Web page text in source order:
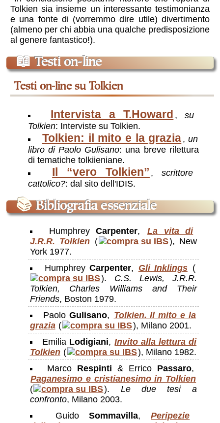
Tolkien sia insieme un interessante testimonianza
e una fonte di (vorremmo dire utile) divertimento
(almeno per chi abbia una qualche predisposizione
al genere fantastico!).
📖 Testi on-line
testi on-line su Tolkien
Intervista a T.Howard , su
Tolkien: Interviste su Tolkien.
Tolkien: il mito e la grazia ,un
libro di Paolo Gulisano: una breve rilettura
di tematiche tolkiieniane.
Il “vero Tolkien” ,scrittore
cattolico?: dal sito dell'IDIS.
📚 Bibliografia essenziale
HumphreyCarpenter, La vita di
J.R.R. Tolkien (
), New
York 1977.
Humphrey Carpenter, Gli Inklings (
). C.S. Lewis, J.R.R.
Tolkien, Charles Williams and Their
Friends, Boston 1979.
Paolo Gulisano, Tolkien. Il mito e la
grazia (
), Milano 2001.
Emilia Lodigiani, Invito alla lettura di
Tolkien (
), Milano 1982.
Marco Respinti & Errico Passaro,
Paganesimo e cristianesimo in Tolkien
(
). Le due tesi a
confronto, Milano 2003.
Guido Sommavilla, Peripezie